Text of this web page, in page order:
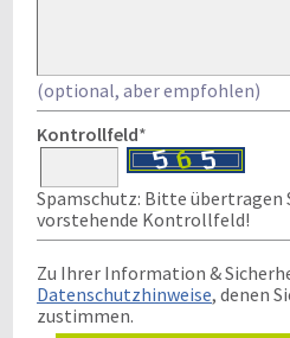
(optional, aber empfohlen)
Kontrollfeld*
Spamschutz: Bitte übertragen
vorstehende Kontrollfeld!
Zu Ihrer Information &
Datenschutzhinweise, denen
zustimmen.